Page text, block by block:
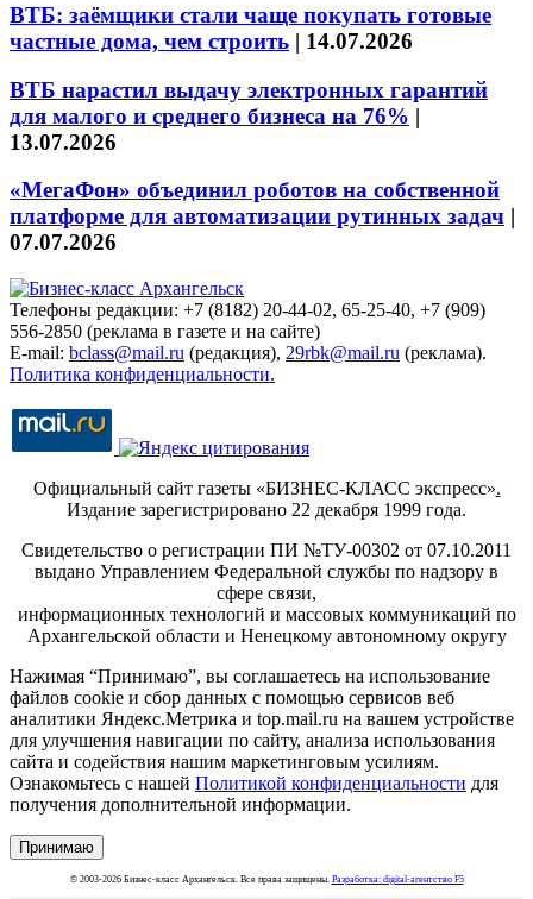
ВТБ: заёмщики стали чаще покупать готовые
частные дома, чем строить | 14.07.2026
ВТБ нарастил выдачу электронных гарантий
для малого и среднего бизнеса на 76% |
13.07.2026
«МегаФон» объединил роботов на собственной
платформе для автоматизации рутинных задач |
07.07.2026
Телефоны редакции: +7 (8182) 20-44-02, 65-25-40, +7 (909)
556-2850 (реклама в газете и на сайте)
E-mail: bclass@mail.ru (редакция), 29rbk@mail.ru (реклама).
Политика конфиденциальности.
Официальный сайт газеты «БИЗНЕС-КЛАСС экспресс».
Издание зарегистрировано 22 декабря 1999 года.
Свидетельство о регистрации ПИ №ТУ-00302 от 07.10.2011
выдано Управлением Федеральной службы по надзору в
сфере связи,
информационных технологий и массовых коммуникаций по
Архангельской области и Ненецкому автономному округу
Нажимая “Принимаю”, вы соглашаетесь на использование
файлов cookie и сбор данных с помощью сервисов веб
аналитики Яндекс.Метрика и top.mail.ru на вашем устройстве
для улучшения навигации по сайту, анализа использования
сайта и содействия нашим маркетинговым усилиям.
Ознакомьтесь с нашей Политикой конфиденциальности для
получения дополнительной информации.
Принимаю
© 2003-2026 Бизнес-класс Архангельск. Все права защищены. Разработка: digital-агентство F5